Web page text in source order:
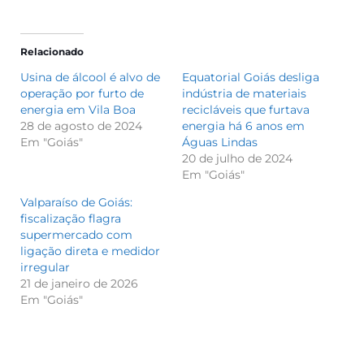
Relacionado
Usina de álcool é alvo de
operação por furto de
energia em Vila Boa
28 de agosto de 2024
Em "Goiás"
Equatorial Goiás desliga
indústria de materiais
recicláveis que furtava
energia há 6 anos em
Águas Lindas
20 de julho de 2024
Em "Goiás"
Valparaíso de Goiás:
fiscalização flagra
supermercado com
ligação direta e medidor
irregular
21 de janeiro de 2026
Em "Goiás"